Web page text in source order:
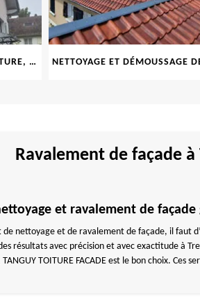
PEINTURE FAÇADE, MURET, TOITURE, BOISERIE, FERRONERIE, GOUTTIÈRE 69
Ravalement de façade
et ravalement de
nettoyage et de ravalement de façade, il faut
résultats avec précision et avec exactitude à
TOITURE FACADE est le bon choix. Ces